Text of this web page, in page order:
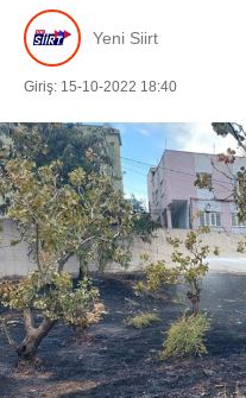
PERVARI
ŞIRVAN
GÜNDEM
NÖBETÇI ECZANELER
Yeni Siirt
Giriş: 15-10-2022 18:40